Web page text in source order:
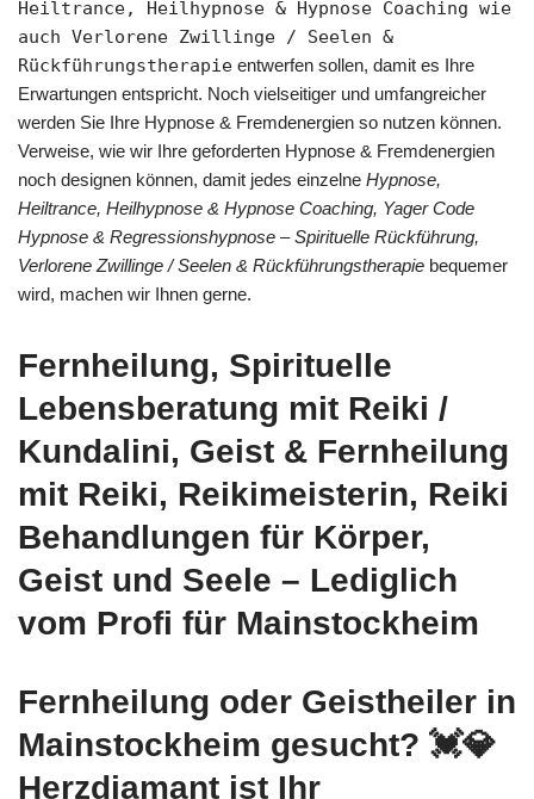
Heiltrance, Heilhypnose & Hypnose Coaching wie
auch Verlorene Zwillinge / Seelen &
Rückführungstherapie entwerfen sollen, damit es Ihre
Erwartungen entspricht. Noch vielseitiger und umfangreicher
werden Sie Ihre Hypnose & Fremdenergien so nutzen können.
Verweise, wie wir Ihre geforderten Hypnose & Fremdenergien
noch designen können, damit jedes einzelne Hypnose,
Heiltrance, Heilhypnose & Hypnose Coaching, Yager Code
Hypnose & Regressionshypnose – Spirituelle Rückführung,
Verlorene Zwillinge / Seelen & Rückführungstherapie bequemer
wird, machen wir Ihnen gerne.
Fernheilung, Spirituelle
Lebensberatung mit Reiki /
Kundalini, Geist & Fernheilung
mit Reiki, Reikimeisterin, Reiki
Behandlungen für Körper,
Geist und Seele – Lediglich
vom Profi für Mainstockheim
Fernheilung oder Geistheiler in
Mainstockheim gesucht? 💓️💎
Herzdiamant ist Ihr